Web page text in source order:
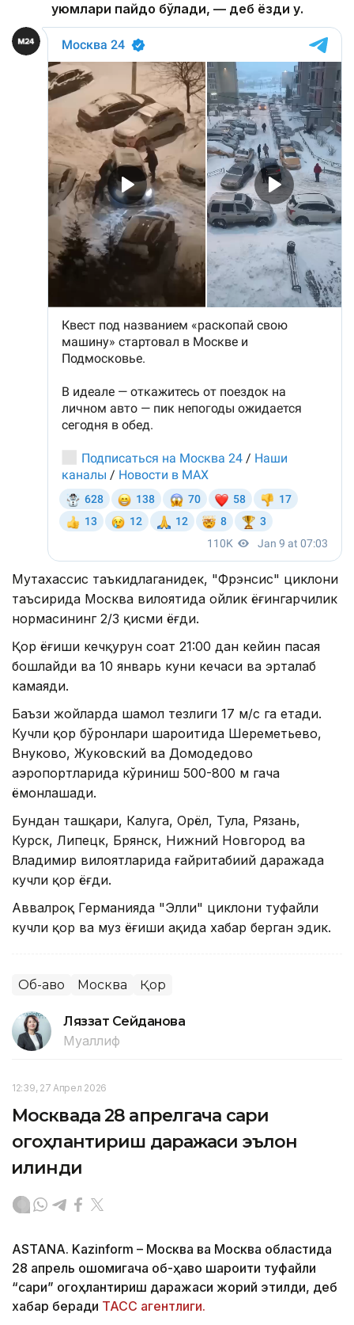
уюмлари пайдо бўлади, — деб ёзди у.
Мутахассис таъкидлаганидек, "Фрэнсис" циклони
таъсирида Москва вилоятида ойлик ёғингарчилик
нормасининг 2/3 қисми ёғди.
Қор ёғиши кечқурун соат 21:00 дан кейин пасая
бошлайди ва 10 январь куни кечаси ва эрталаб
камаяди.
Баъзи жойларда шамол тезлиги 17 м/с га етади.
Кучли қор бўронлари шароитида Шереметьево,
Внуково, Жуковский ва Домодедово
аэропортларида кўриниш 500-800 м гача
ёмонлашади.
Бундан ташқари, Калуга, Орёл, Тула, Рязань,
Курск, Липецк, Брянск, Нижний Новгород ва
Владимир вилоятларида ғайритабиий даражада
кучли қор ёғди.
Аввалроқ Германияда "Элли" циклони туфайли
кучли қор ва муз ёғиши ҳақида хабар берган эдик.
Об-ҳаво Москва Қор
Ляззат Сейданова
Муаллиф
12:39, 27 Апрел 2026
Москвада 28 апрелгача сариқ
огоҳлантириш даражаси эълон
қилинди
ASTANA. Kazinform – Москва ва Москва областида
28 апрель оқшомигача об-ҳаво шароити туфайли
“сариқ” огоҳлантириш даражаси жорий этилди, деб
хабар беради ТАСС агентлиги.